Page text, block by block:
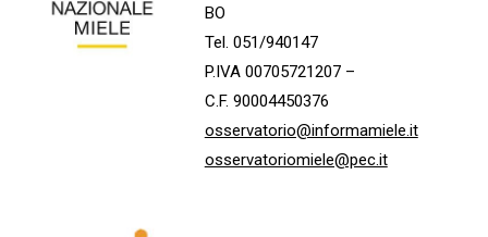
BO
Tel. 051/940147
P.IVA 00705721207 –
C.F. 90004450376
osservatorio@informamiele.it
osservatoriomiele@pec.it